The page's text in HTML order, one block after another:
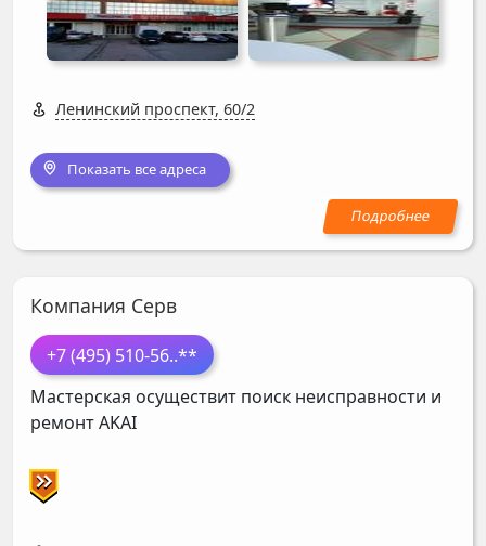
Ленинский проспект, 60/2
Показать все адреса
Компания Серв
+7 (495) 510-56..**
Мастерская осуществит поиск неисправности и
ремонтAKAI